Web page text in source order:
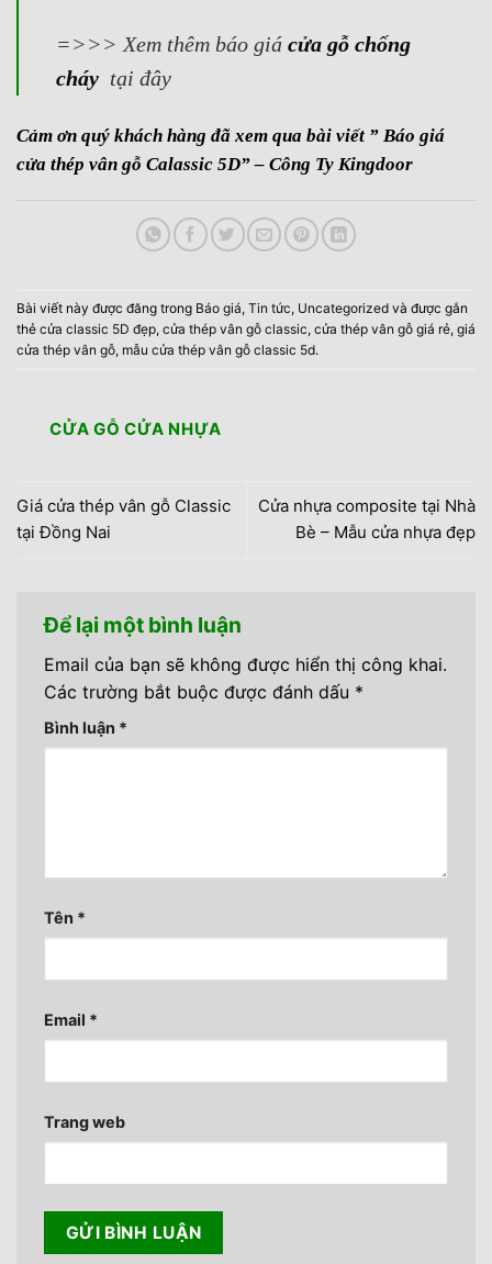
=>>> Xem thêm báo giá cửa gỗ chống
cháytại đây
Cảm ơn quý khách hàng đã xem qua bài viết ” Báo giá
cửa thép vân gỗ Calassic 5D” – Công Ty Kingdoor
Bài viết này được đăng trong Báo giá, Tin tức, Uncategorized và được gắn
thẻ cửa classic 5D đẹp, cửa thép vân gỗ classic, cửa thép vân gỗ giá rẻ, giá
cửa thép vân gỗ, mẫu cửa thép vân gỗ classic 5d.
CỬA GỖ CỬA NHỰA
Giá cửa thép vân gỗ Classic
tại Đồng Nai
Cửa nhựa composite tại Nhà
Bè – Mẫu cửa nhựa đẹp
Để lại một bình luận
Email của bạn sẽ không được hiển thị công khai.
Các trường bắt buộc được đánh dấu *
Bình luận *
Tên *
Email *
Trang web